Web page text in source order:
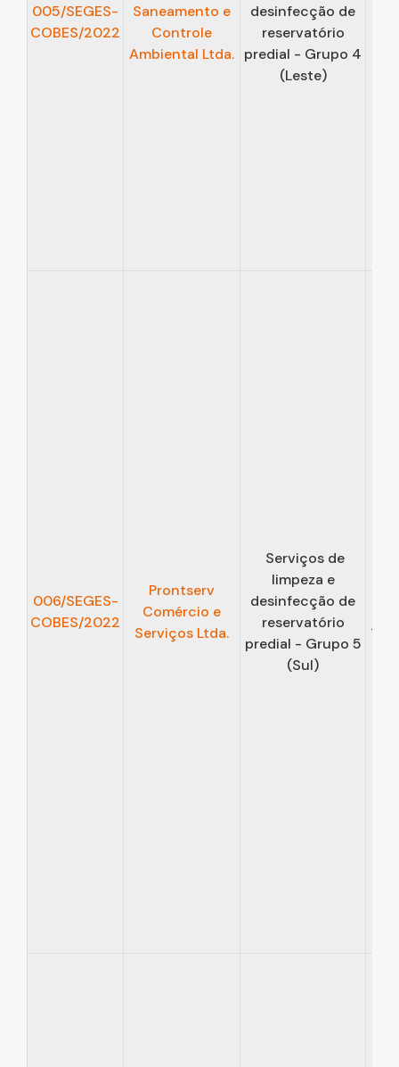
005/SEGES-
COBES/2022
Saneamento e
Controle
Ambiental Ltda.
desinfecção de
reservatório
predial - Grupo 4
(Leste)
006/SEGES-
COBES/2022
Prontserv
Comércio e
Serviços Ltda.
Serviços de
limpeza e
desinfecção de
reservatório
predial - Grupo 5
(Sul)
12/